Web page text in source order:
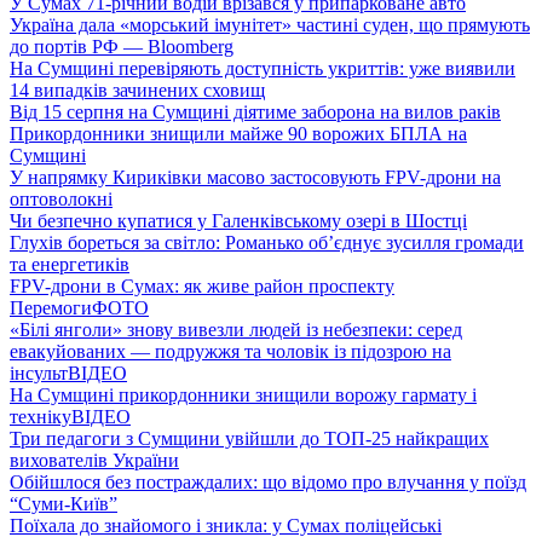
Україна дала «морський імунітет» частині суден, що прямують
до портів РФ — Bloomberg
На Сумщині перевіряють доступність укриттів: уже виявили
14 випадків зачинених сховищ
Від 15 серпня на Сумщині діятиме заборона на вилов раків
Прикордонники знищили майже 90 ворожих БПЛА на
Сумщині
У напрямку Кириківки масово застосовують FPV-дрони на
оптоволокні
Чи безпечно купатися у Галенківському озері в Шостці
Глухів бореться за світло: Романько об’єднує зусилля громади
та енергетиків
FPV-дрони в Сумах: як живе район проспекту
ПеремогиФОТО
«Білі янголи» знову вивезли людей із небезпеки: серед
евакуйованих — подружжя та чоловік із підозрою на
інсультВІДЕО
На Сумщині прикордонники знищили ворожу гармату і
технікуВІДЕО
Три педагоги з Сумщини увійшли до ТОП-25 найкращих
вихователів України
Обійшлося без постраждалих: що відомо про влучання у поїзд
“Суми-Київ”
Поїхала до знайомого і зникла: у Сумах поліцейські